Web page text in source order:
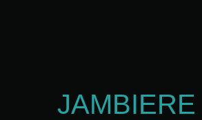
JAMBIERE